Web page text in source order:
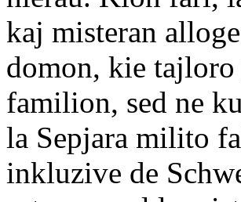
kaj misteran
domon, kie
familion, sed ne
la Sepjara milito
inkluzive de